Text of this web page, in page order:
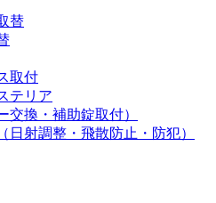
替
取付
テリア
交換・補助錠取付）
日射調整・飛散防止・防犯）